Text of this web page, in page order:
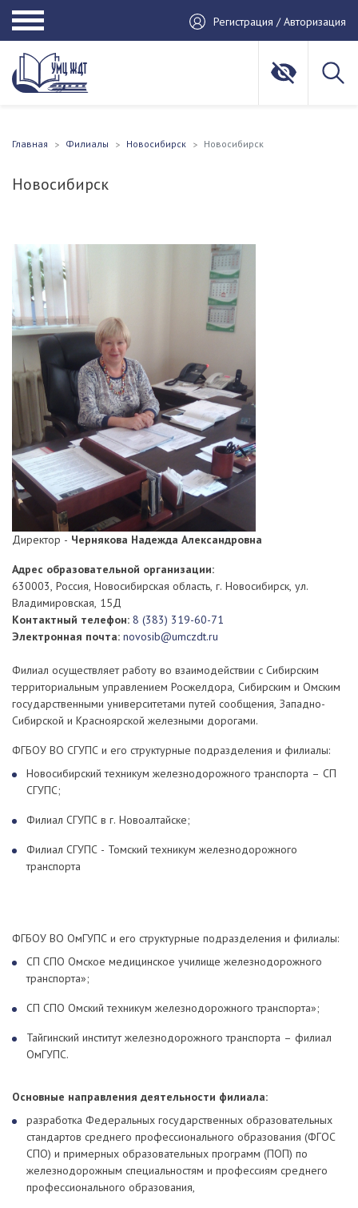
Регистрация / Авторизация
Главная Филиалы Новосибирск Новосибирск
Новосибирск
Директор - Чернякова Надежда Александровна
Адрес образовательной организации:
630003, Россия, Новосибирская область, г. Новосибирск, ул.
Владимировская, 15Д
Контактный телефон: 8 (383) 319-60-71
Электронная почта: novosib@umczdt.ru
Филиал осуществляет работу во взаимодействии с Сибирским
территориальным управлением Росжелдора, Сибирским и Омским
государственными университетами путей сообщения, Западно-
Сибирской и Красноярской железными дорогами.
ФГБОУ ВО СГУПС и его структурные подразделения и филиалы:
Новосибирский техникум железнодорожного транспорта – СП
СГУПС;
Филиал СГУПС в г. Новоалтайске;
Филиал СГУПС - Томский техникум железнодорожного
транспорта
ФГБОУ ВО ОмГУПС и его структурные подразделения и филиалы:
СП СПО Омское медицинское училище железнодорожного
транспорта»;
СП СПО Омский техникум железнодорожного транспорта»;
Тайгинский институт железнодорожного транспорта – филиал
ОмГУПС.
Основные направления деятельности филиала:
разработка Федеральных государственных образовательных
стандартов среднего профессионального образования (ФГОС
СПО) и примерных образовательных программ (ПОП) по
железнодорожным специальностям и профессиям среднего
профессионального образования,